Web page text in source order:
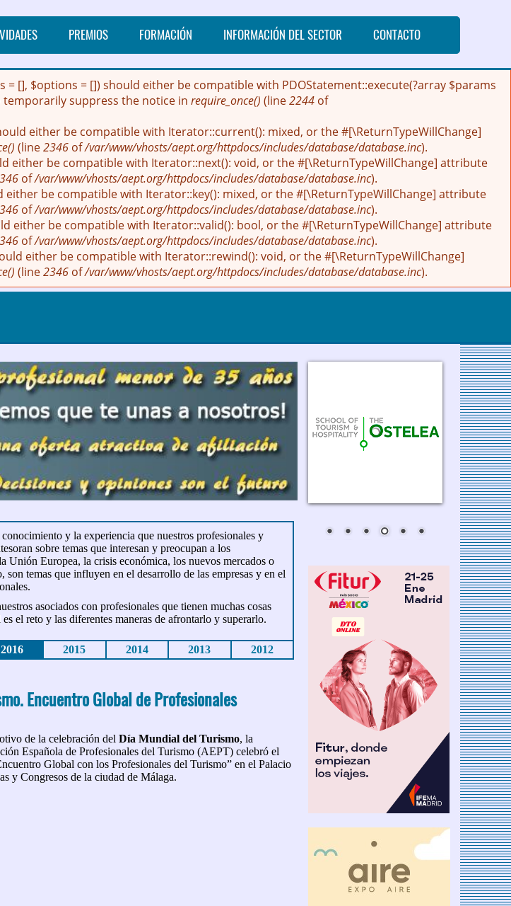
PREMIOS FORMACIÓN INFORMACIÓN DEL SECTOR CONTACTO
= [], $options = []) should either be compatible with PDOStatement::execute(?array $params
suppress the notice in require_once() (line2244 of
either be compatible with Iterator::current(): mixed, or the #[\ReturnTypeWillChange]
(line2346 of/var/www/vhosts/aept.org/httpdocs/includes/database/database.inc).
either be compatible with Iterator::next(): void, or the #[\ReturnTypeWillChange] attribute
of/var/www/vhosts/aept.org/httpdocs/includes/database/database.inc).
either be compatible with Iterator::key(): mixed, or the #[\ReturnTypeWillChange] attribute
of/var/www/vhosts/aept.org/httpdocs/includes/database/database.inc).
either be compatible with Iterator::valid(): bool, or the #[\ReturnTypeWillChange] attribute
of/var/www/vhosts/aept.org/httpdocs/includes/database/database.inc).
either be compatible with Iterator::rewind(): void, or the #[\ReturnTypeWillChange]
(line2346 of/var/www/vhosts/aept.org/httpdocs/includes/database/database.inc).
y la experiencia que nuestros profesionales y
sobre temas que interesan y preocupan a los
Unión Europea, la crisis económica, los nuevos mercados o
son temas que influyen en el desarrollo de las empresas y en el
asociados con profesionales que tienen muchas cosas
el reto y las diferentes maneras de afrontarlo y superarlo.
2016 2015 2014 2013 2012
Encuentro Global de Profesionales
de la celebración del Día Mundial del Turismo, la
Española de Profesionales del Turismo (AEPT) celebró el
Global con los Profesionales del Turismo” en el Palacio
y Congresos de la ciudad de Málaga.